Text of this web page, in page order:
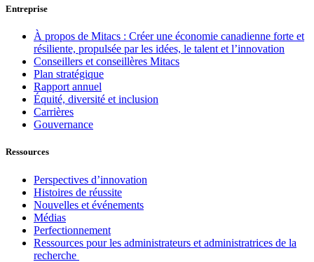
Entreprise
À propos de Mitacs : Créer une économie canadienne forte et
résiliente, propulsée par les idées, le talent et l’innovation
Conseillers et conseillères Mitacs
Plan stratégique
Rapport annuel
Équité, diversité et inclusion
Carrières
Gouvernance
Ressources
Perspectives d’innovation
Histoires de réussite
Nouvelles et événements
Médias
Perfectionnement
Ressources pour les administrateurs et administratrices de la
recherche